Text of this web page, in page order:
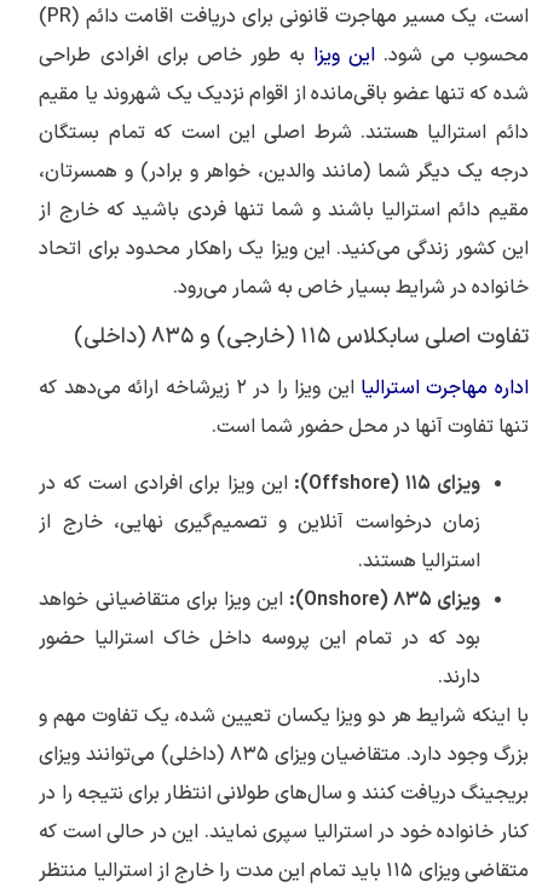
است، یک مسیر مهاجرت قانونی برای دریافت اقامت دائم (PR)
محسوب می شود.این ویزا به طور خاص برای افرادی طراحی
شده که تنها عضو باقی‌مانده از اقوام نزدیک یک شهروند یا مقیم
دائم استرالیا هستند. شرط اصلی این است که تمام بستگان
درجه یک دیگر شما (مانند والدین، خواهر و برادر) و همسرتان،
مقیم دائم استرالیا باشند و شما تنها فردی باشید که خارج از
این کشور زندگی می‌کنید. این ویزا یک راهکار محدود برای اتحاد
خانواده در شرایط بسیار خاص به شمار می‌رود.
تفاوت اصلی سابکلاس ۱۱۵ (خارجی) و ۸۳۵ (داخلی)
اداره مهاجرت استرالیا
این ویزا را در ۲ زیرشاخه ارائه می‌دهد که
تنها تفاوت آنها در محل حضور شما است.
ویزای ۱۱۵ (Offshore):
این ویزا برای افرادی است که در
زمان درخواست آنلاین و تصمیم‌گیری نهایی، خارج از
استرالیا هستند.
ویزای ۸۳۵ (Onshore):
این ویزا برای متقاضیانی خواهد
بود که در تمام این پروسه داخل خاک استرالیا حضور
دارند.
با اینکه شرایط هر دو ویزا یکسان تعیین شده، یک تفاوت مهم و
بزرگ وجود دارد. متقاضیان ویزای ۸۳۵ (داخلی) می‌توانند ویزای
بریجینگ دریافت کنند و سال‌های طولانی انتظار برای نتیجه را در
کنار خانواده خود در استرالیا سپری نمایند. این در حالی است که
متقاضی ویزای ۱۱۵ باید تمام این مدت را خارج از استرالیا منتظر